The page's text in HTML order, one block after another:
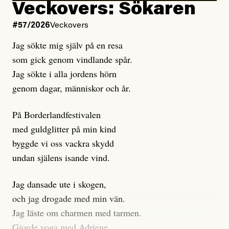
Kuhn och Sassarinis-McGowan hävdar att
Dagens ETC arbetar med ”opålitliga källor” för att
klickbete är inte intressant för Dagens ETC.
Journalistiken är låst. En klatschig men korrekt rubrik
gör förhoppningsvis att en nyfiken beställer
prenumeration, men den avslutas sekunder senare om
dessa granskningar på olika källor, alltifrån domar till
en mängd intervjupersoner, inklusive generös
möjlighet att bemöta för såväl personen vars motiv att
engagera sig i Palestinarörelsen ifrågasätts som de
grupper där Säpo-resursen samlade in uppgifter.
Researchen är grundlig.
Möjligen är det egentligen inte journalistikens metod
Veckovers: Sökaren
#57/2026Veckovers
Jag sökte mig själv på en resa
som gick genom vindlande spår.
Jag sökte i alla jordens hörn
genom dagar, människor och år.
På Borderlandfestivalen
med guldglitter på min kind
byggde vi oss vackra skydd
undan själens isande vind.
Jag dansade ute i skogen,
och jag drogade med min vän.
Jag läste om charmen med tarmen.